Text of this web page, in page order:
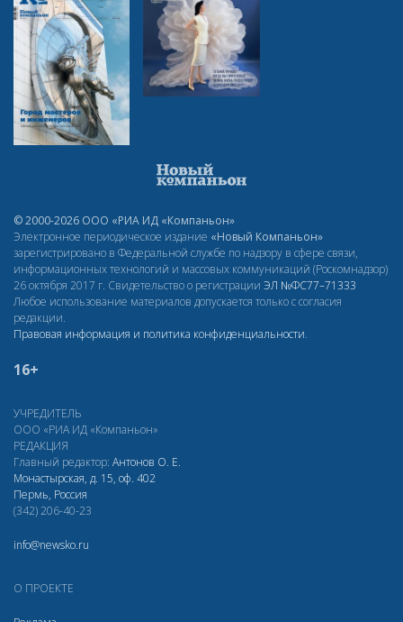
© 2000-2026 ООО «РИА ИД «Компаньон»
Электронное периодическое издание «Новый Компаньон»
зарегистрировано в Федеральной службе по надзору в сфере связи,
информационных технологий и массовых коммуникаций (Роскомнадзор)
26 октября 2017 г. Свидетельство о регистрации ЭЛ №ФС77–71333
Любое использование материалов допускается только с согласия
редакции.
Правовая информация и политика конфиденциальности.
16+
УЧРЕДИТЕЛЬ
ООО «РИА ИД «Компаньон»
РЕДАКЦИЯ
Главный редактор: Антонов О. Е.
Монастырская, д. 15, оф. 402
Пермь, Россия
(342) 206-40-23
info@newsko.ru
О ПРОЕКТЕ